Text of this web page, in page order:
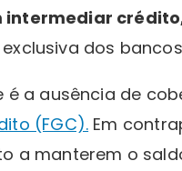
intermediar
dos
é a ausência de
(FGC). Em
a manterem o